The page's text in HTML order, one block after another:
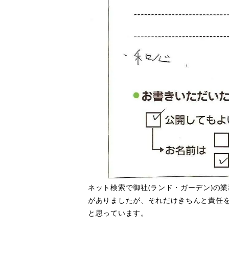
ネット検索で御社(ランド・ガーデン)の
がありましたが、それだけきちんと責任
と思っています。